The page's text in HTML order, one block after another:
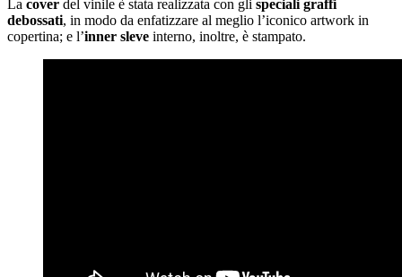
La cover del vinile è stata realizzata con gli speciali graffi
debossati, in modo da enfatizzare al meglio l’iconico artwork in
copertina; e l’inner sleve interno, inoltre, è stampato.